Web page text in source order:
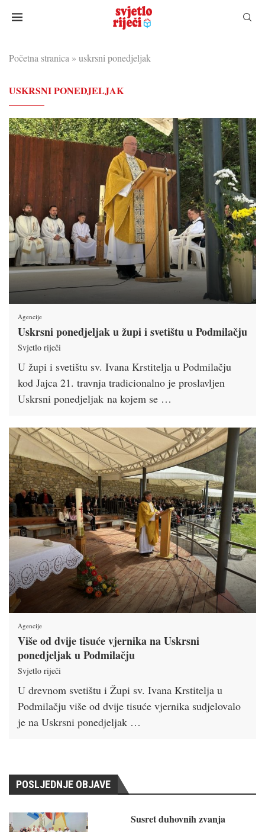
Početna stranica » uskrsni ponedjeljak
USKRSNI PONEDJELJAK
Agencije
Uskrsni ponedjeljak u župi i svetištu u Podmilačju
Svjetlo riječi
U župi i svetištu sv. Ivana Krstitelja u Podmilačju
kod Jajca 21. travnja tradicionalno je proslavljen
Uskrsni ponedjeljak na kojem se …
Agencije
Više od dvije tisuće vjernika na Uskrsni
ponedjeljak u Podmilačju
Svjetlo riječi
U drevnom svetištu i Župi sv. Ivana Krstitelja u
Podmilačju više od dvije tisuće vjernika sudjelovalo
je na Uskrsni ponedjeljak …
POSLJEDNJE OBJAVE
Susret duhovnih zvanja